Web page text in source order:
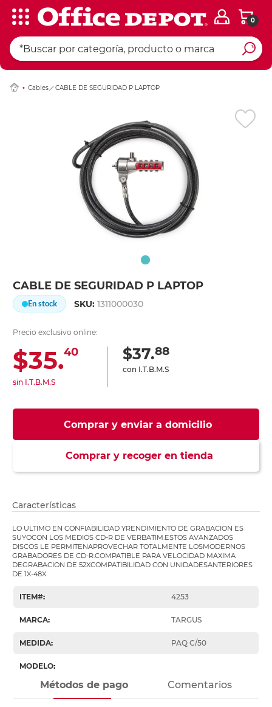
0
Cables CABLE DE SEGURIDAD P LAPTOP
CABLE DE SEGURIDAD P LAPTOP
En stock SKU:1311000030
Precio exclusivo online:
$35.40
sin I.T.B.M.S
$37.88
con I.T.B.M.S
Comprar y enviar a domicilio
Comprar y recoger en tienda
Ingresar Codigo
Características
LO ULTIMO EN CONFIABILIDAD YRENDIMIENTO DE GRABACION ES
SUYOCON LOS MEDIOS CD-R DE VERBATIM.ESTOS AVANZADOS
DISCOS LE PERMITENAPROVECHAR TOTALMENTE LOSMODERNOS
GRABADORES DE CD-R.COMPATIBLE PARA VELOCIDAD MAXIMA
DEGRABACION DE 52XCOMPATIBILIDAD CON UNIDADESANTERIORES
DE 1X-48X
ITEM#: 4253
MARCA: TARGUS
MEDIDA: PAQ C/50
MODELO:
Métodos de pago Comentarios